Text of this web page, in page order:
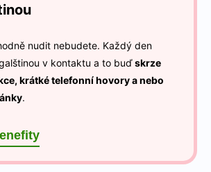
nudit nebudete. Každý den
v kontaktu a to buďskrze
krátké telefonní hovory a nebo
.